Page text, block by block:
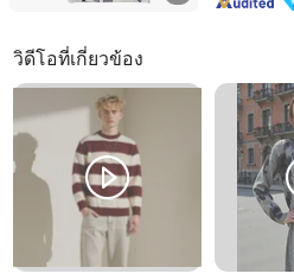
วิดีโอที่เกี่ยวข้อง